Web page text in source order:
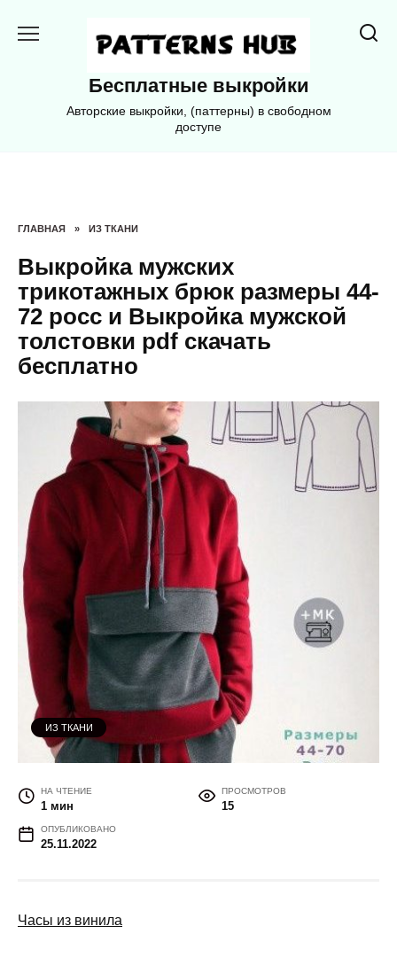
Бесплатные выкройки
Авторские выкройки, (паттерны) в свободном
доступе
ГЛАВНАЯ » ИЗ ТКАНИ
Выкройка мужских
трикотажных брюк размеры 44-
72 росс и Выкройка мужской
толстовки pdf скачать
бесплатно
ИЗ ТКАНИ
НА ЧТЕНИЕ
1 мин
ПРОСМОТРОВ
15
ОПУБЛИКОВАНО
25.11.2022
Часы из винила